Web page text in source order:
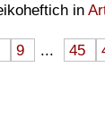
in
9 ... 45